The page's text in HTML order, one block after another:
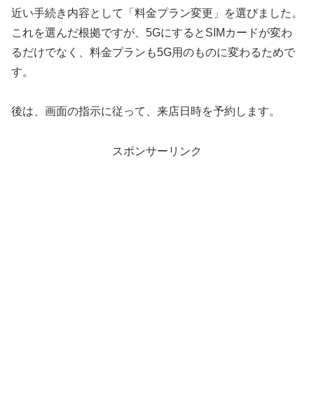
近い手続き内容として「料金プラン変更」を選びました。
これを選んだ根拠ですが、5GにするとSIMカードが変わ
るだけでなく、料金プランも5G用のものに変わるためで
す。
後は、画面の指示に従って、来店日時を予約します。
スポンサーリンク